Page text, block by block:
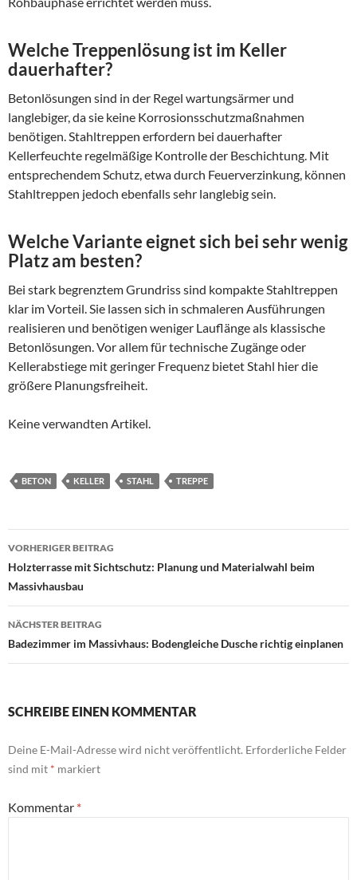
Welche Treppenlösung ist im Keller
dauerhafter?
Betonlösungen sind in der Regel wartungsärmer und
langlebiger, da sie keine Korrosionsschutzmaßnahmen
benötigen. Stahltreppen erfordern bei dauerhafter
Kellerfeuchte regelmäßige Kontrolle der Beschichtung. Mit
entsprechendem Schutz, etwa durch Feuerverzinkung, können
Stahltreppen jedoch ebenfalls sehr langlebig sein.
Welche Variante eignet sich bei sehr wenig
Platz am besten?
Bei stark begrenztem Grundriss sind kompakte Stahltreppen
klar im Vorteil. Sie lassen sich in schmaleren Ausführungen
realisieren und benötigen weniger Lauflänge als klassische
Betonlösungen. Vor allem für technische Zugänge oder
Kellerabstiege mit geringer Frequenz bietet Stahl hier die
größere Planungsfreiheit.
Keine verwandten Artikel.
BETON KELLER STAHL TREPPE
Beitragsnavigation
VORHERIGER BEITRAG
Holzterrasse mit Sichtschutz: Planung und Materialwahl beim
Massivhausbau
NÄCHSTER BEITRAG
Badezimmer im Massivhaus: Bodengleiche Dusche richtig einplanen
SCHREIBE EINEN KOMMENTAR
Deine E-Mail-Adresse wird nicht veröffentlicht. Erforderliche Felder
sind mit * markiert
Kommentar *